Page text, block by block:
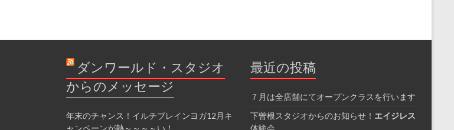
ダンワールド・スタジオ
からのメッセージ
年末のチャンス！イルチブレインヨガ12月キ
ャンペーンが熱～～～～い！
最近の投稿
７月は全店舗にてオープンクラスを行います
下曽根スタジオからのお知らせ！ エイジレス
体験会